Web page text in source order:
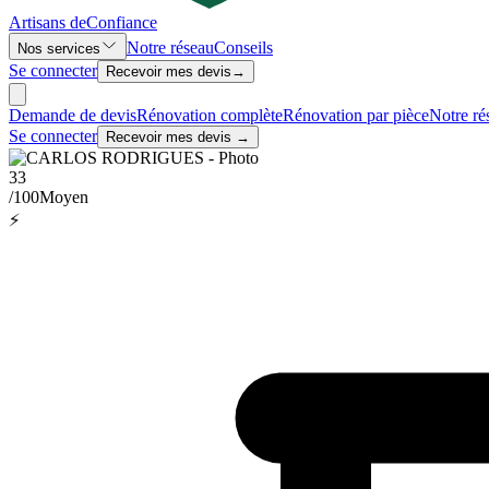
Artisans deConfiance
Nos services Notre réseauConseils
Se connecter
Recevoir mes devis →
Demande de devisRénovation complèteRénovation par pièceNotre
Se connecter
Recevoir mes devis →
33
/100Moyen
⚡